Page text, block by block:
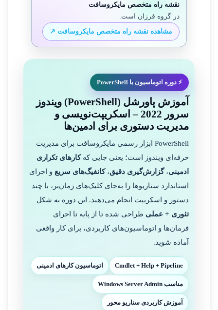
نقشه راه متخصص مایکروسافت
در گروه فرزان است.
مشاهده نقشه راه متخصص مایکروسافت ↗
⚡ دوره اتوماسیون با PowerShell
آموزش پاورشل (PowerShell) ویندوز
سرور 2022 – اسکریپت‌نویسی و
مدیریت دستوری برای ادمین‌ها
PowerShell ابزار رسمی مایکروسافت برای مدیریت
حرفه‌ای ویندوز است؛ یعنی جایی کهکارهای تکراری
ادمینی،گزارش‌گیری دقیق،کانفیگ‌های سریع و اجرای
استاندارد سناریوها را به‌جای کلیک‌های زمان‌بر، با چند
دستور و اسکریپت انجام می‌دهید. این دوره به شکل
تئوری + عملی طراحی شده تا از پایه تا اجرای
فرمان‌ها و اتوماسیون‌های کاربردی، برای کار واقعی
آماده شوید.
Cmdlet + Help + Pipeline اتوماسیون کارهای ادمینی
مناسب Windows Server Admin
آموزش کاربردی سناریو محور